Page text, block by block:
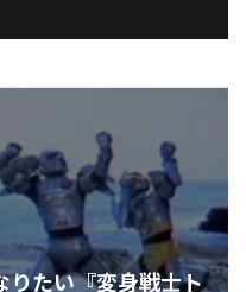
りたい『変身戦士ト